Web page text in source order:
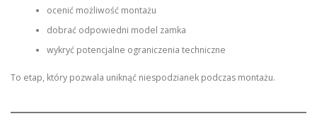
ocenić możliwość montażu
dobrać odpowiedni model zamka
wykryć potencjalne ograniczenia techniczne
To etap, który pozwala uniknąć niespodzianek podczas montażu.